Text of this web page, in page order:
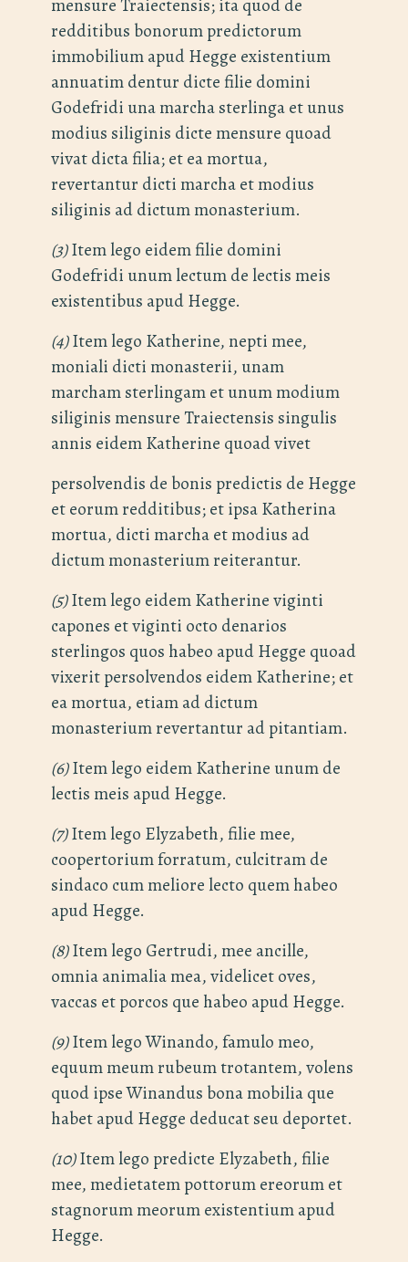
mensure Traiectensis; ita quod de
redditibus bonorum predictorum
immobilium apud Hegge existentium
annuatim dentur dicte filie domini
Godefridi una marcha sterlinga et unus
modius siliginis dicte mensure quoad
vivat dicta filia; et ea mortua,
revertantur dicti marcha et modius
siliginis ad dictum monasterium.
(3)Item lego eidem filie domini
Godefridi unum lectum de lectis meis
existentibus apud Hegge.
(4)Item lego Katherine, nepti mee,
moniali dicti monasterii, unam
marcham sterlingam et unum modium
siliginis mensure Traiectensis singulis
annis eidem Katherine quoad vivet
persolvendis de bonis predictis de Hegge
et eorum redditibus; et ipsa Katherina
mortua, dicti marcha et modius ad
dictum monasterium reiterantur.
(5)Item lego eidem Katherine viginti
capones et viginti octo denarios
sterlingos quos habeo apud Hegge quoad
vixerit persolvendos eidem Katherine; et
ea mortua, etiam ad dictum
monasterium revertantur ad pitantiam.
(6)Item lego eidem Katherine unum de
lectis meis apud Hegge.
(7)Item lego Elyzabeth, filie mee,
coopertorium forratum, culcitram de
sindaco cum meliore lecto quem habeo
apud Hegge.
(8)Item lego Gertrudi, mee ancille,
omnia animalia mea, videlicet oves,
vaccas et porcos que habeo apud Hegge.
(9)Item lego Winando, famulo meo,
equum meum rubeum trotantem, volens
quod ipse Winandus bona mobilia que
habet apud Hegge deducat seu deportet.
(10)Item lego predicte Elyzabeth, filie
mee, medietatem pottorum ereorum et
stagnorum meorum existentium apud
Hegge.